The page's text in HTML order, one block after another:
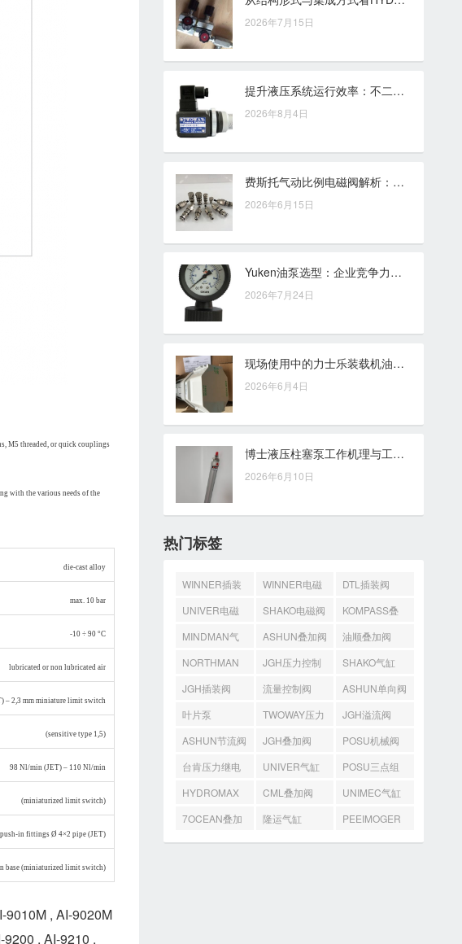
M5 threaded, or quick couplings
with the various needs of the
die-cast alloy
max. 10 bar
-10 ÷ 90 °C
lubricated or non lubricated air
– 2,3 mm miniature limit switch
(sensitive type 1,5)
98 Nl/min (JET) – 110 Nl/min
(miniaturized limit switch)
push-in fittings Ø 4×2 pipe (JET)
base (miniaturized limit switch)
9010M , AI-9020M
, AI-9210 ,
2026年7月15日
提升液压系统运行效率：不二越油泵的技术特点解析
2026年8月4日
费斯托气动比例电磁阀解析：气压调节与自动化控制中的应用思路
2026年6月15日
Yuken油泵选型：企业竞争力提升的设备配置考量
2026年7月24日
现场使用中的力士乐装载机油缸，常见问题与处理思路
2026年6月4日
博士液压柱塞泵工作机理与工业系统应用要点
2026年6月10日
热门标签
WINNER插装
阀
WINNER电磁
阀
DTL插装阀
UNIVER电磁
阀
SHAKO电磁阀
KOMPASS叠
加阀
MINDMAN气
缸
ASHUN叠加阀
油顺叠加阀
NORTHMAN
叠加阀
JGH压力控制
阀
SHAKO气缸
JGH插装阀
流量控制阀
ASHUN单向阀
叶片泵
TWOWAY压力
开关
JGH溢流阀
ASHUN节流阀
JGH叠加阀
POSU机械阀
台肯压力继电
器
UNIVER气缸
POSU三点组
合
HYDROMAX
齿轮泵
CML叠加阀
UNIMEC气缸
7OCEAN叠加
阀
隆运气缸
PEEIMOGER
马达